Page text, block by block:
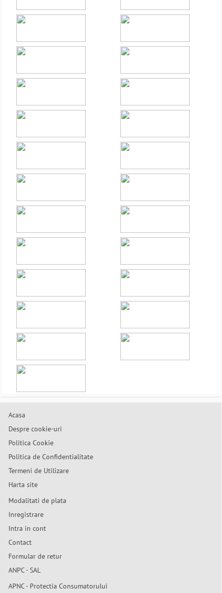
Acasa
Despre cookie-uri
Politica Cookie
Politica de Confidentialitate
Termeni de Utilizare
Harta site
Modalitati de plata
Inregistrare
Intra in cont
Contact
Formular de retur
ANPC - SAL
APNC - Protectia Consumatorului